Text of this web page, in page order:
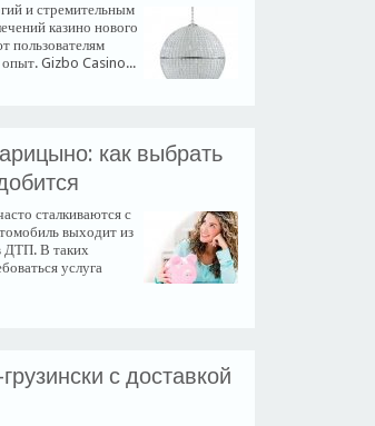
и стремительным
казино нового
пользователям
Gizbo Casino...
как выбрать
сталкиваются с
выходит из
ДТП. В таких
услуга
с доставкой